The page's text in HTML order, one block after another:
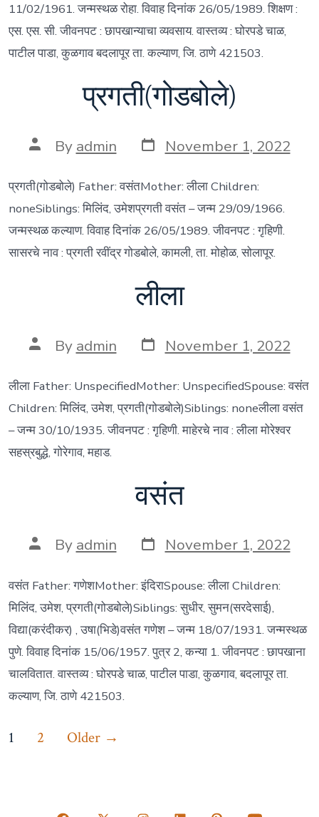
11/02/1961. जन्मस्थळ रोहा. विवाह दिनांक 26/05/1989. शिक्षण :
एस. एस. सी. जीवनपट : छापखान्याचा व्यवसाय. वास्तव्य : घोरपडे चाळ,
पाटील पाडा, कुळगाव बदलापूर ता. कल्याण, जि. ठाणे 421503.
प्रगती(गोडबोले)
Post
author
By admin Post
date
November 1, 2022
प्रगती(गोडबोले) Father: वसंतMother: लीला Children:
noneSiblings: मिलिंद, उमेशप्रगती वसंत – जन्म 29/09/1966.
जन्मस्थळ कल्याण. विवाह दिनांक 26/05/1989. जीवनपट : गृहिणी.
सासरचे नाव : प्रगती रवींद्र गोडबोले, कामली, ता. मोहोळ, सोलापूर.
लीला
Post
author
By admin Post
date
November 1, 2022
लीला Father: UnspecifiedMother: UnspecifiedSpouse: वसंत
Children: मिलिंद, उमेश, प्रगती(गोडबोले)Siblings: noneलीला वसंत
– जन्म 30/10/1935. जीवनपट : गृहिणी. माहेरचे नाव : लीला मोरेश्वर
सहस्रबुद्धे, गोरेगाव, महाड.
वसंत
Post
author
By admin Post
date
November 1, 2022
वसंत Father: गणेशMother: इंदिराSpouse: लीला Children:
मिलिंद, उमेश, प्रगती(गोडबोले)Siblings: सुधीर, सुमन(सरदेसाई),
विद्या(करंदीकर) , उषा(भिडे)वसंत गणेश – जन्म 18/07/1931. जन्मस्थळ
पुणे. विवाह दिनांक 15/06/1957. पुत्र 2, कन्या 1. जीवनपट : छापखाना
चालवितात. वास्तव्य : घोरपडे चाळ, पाटील पाडा, कुळगाव, बदलापूर ता.
कल्याण, जि. ठाणे 421503.
Posts
1 2 Older →